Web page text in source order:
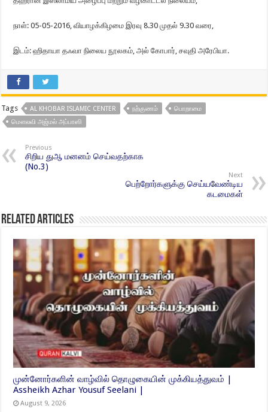
நாள்: 05-05-2016, வியாழக்கிழமை இரவு 8.30 முதல் 9.30 வரை,
இடம்: ஹிதாயா தஃவா நிலைய நூலகம், அல் கோபார், சவுதி அரேபியா.
Tags AL KHOBAR ISLAMIC CENTER நற்குணம்
பொறாமை
மௌலவி அஜ்மல் அப்பாஸி
Previous
சிறிய துஆ மனனம் செய்வதற்காக
(No.3)
Next
பெற்றோர்களுக்கு செய்யவேண்டிய
கடமைகள்
Related Articles
முன்னோர்களின் வாழ்வில் தொழுகையின் முக்கியத்துவம் |
Assheikh Azhar Yousuf Seelani |
August 9, 2026